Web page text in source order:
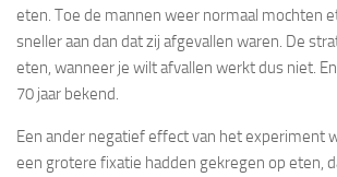
eten. Toe de mannen weer normaal mochten
sneller aan dan dat zij afgevallen waren. De
eten, wanneer je wilt afvallen werkt dus niet.
70 jaar bekend.
Een ander negatief effect van het experiment
een grotere fixatie hadden gekregen op eten,